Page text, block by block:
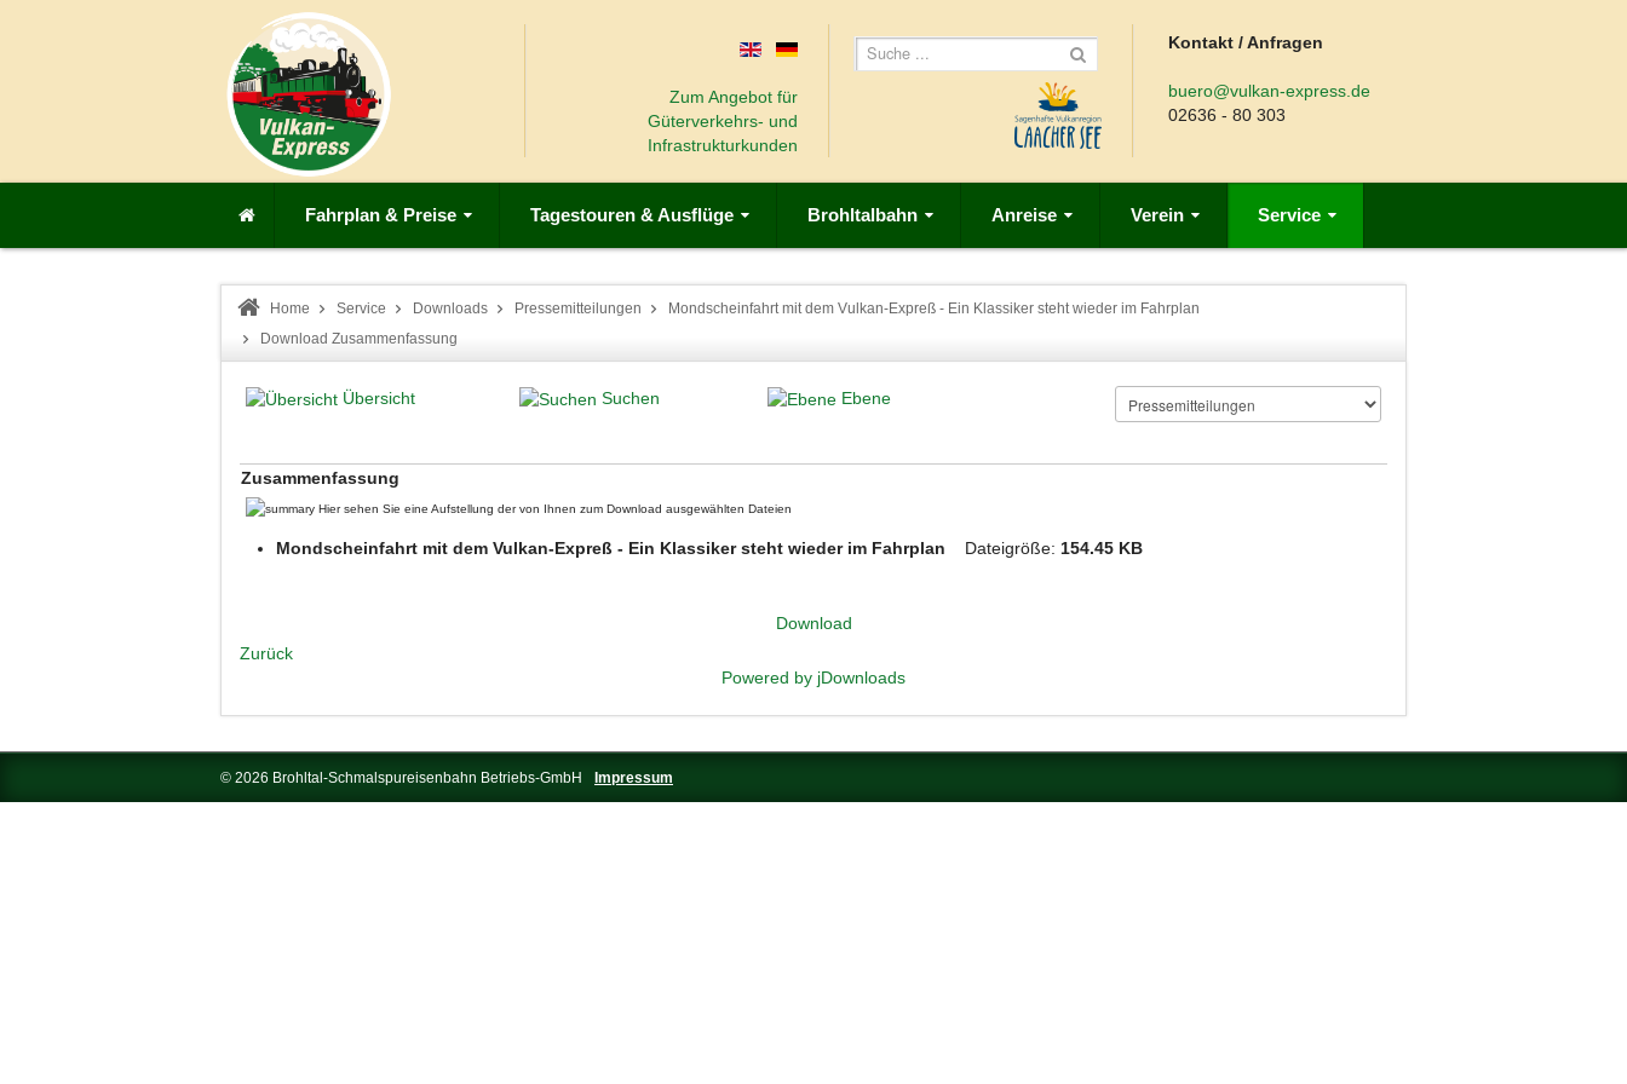
Zum Angebot für
Güterverkehrs- und
Infrastrukturkunden
Kontakt / Anfragen
buero@vulkan-express.de
02636 - 80 303
Fahrplan & Preise Tagestouren & Ausflüge Brohltalbahn Anreise Verein Service
Home Service Downloads Pressemitteilungen
Mondscheinfahrt mit dem Vulkan-Expreß - Ein Klassiker steht wieder im Fahrplan
Download Zusammenfassung
Übersicht Suchen Ebene
Zusammenfassung
Hier sehen Sie eine Aufstellung der von Ihnen zum Download ausgewählten Dateien
Mondscheinfahrt mit dem Vulkan-Expreß - Ein Klassiker steht wieder im Fahrplan Dateigröße: 154.45 KB
Download
Zurück
Powered by jDownloads
© 2026 Brohltal-Schmalspureisenbahn Betriebs-GmbH Impressum